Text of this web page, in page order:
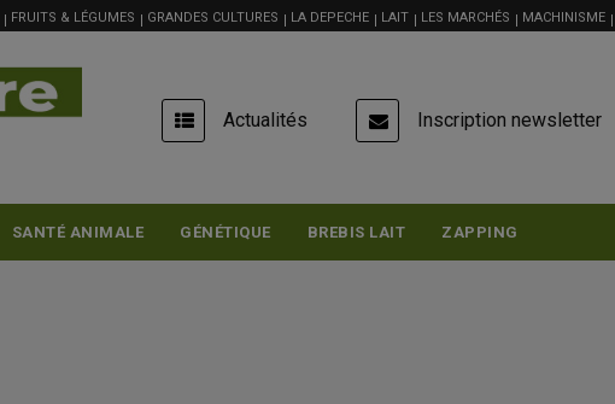
FRUITS & LÉGUMES GRANDES CULTURES LA DEPECHE LAIT LES MARCHÉS MACHINISME
USER
ACCOUNT
MENU
Actualités Inscription newsletter
SANTÉ ANIMALE GÉNÉTIQUE BREBIS LAIT ZAPPING